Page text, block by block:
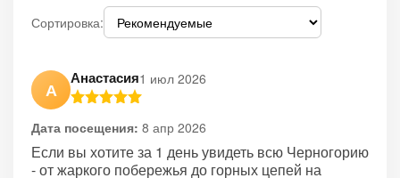
Сортировка:
А
Анастасия1 июл 2026
Дата посещения: 8 апр 2026
Если вы хотите за 1 день увидеть всю Черногорию
- от жаркого побережья до горных цепей на